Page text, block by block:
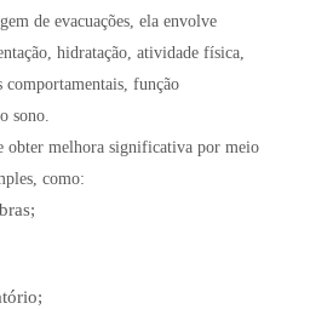
de evacuações, ela envolve
hidratação, atividade física,
função
sono.
obter melhora significativa por meio
como: